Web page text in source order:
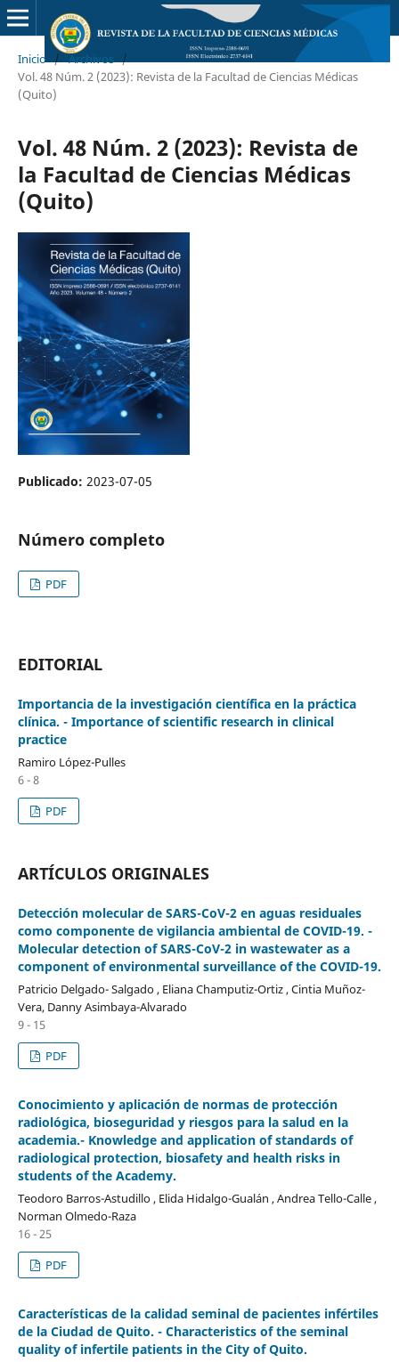
Inicio / Archivos /
Vol. 48 Núm. 2 (2023): Revista de la Facultad de Ciencias Médicas
(Quito)
Vol. 48 Núm. 2 (2023): Revista de
la Facultad de Ciencias Médicas
(Quito)
Publicado: 2023-07-05
Número completo
PDF
EDITORIAL
Importancia de la investigación científica en la práctica
clínica. - Importance of scientific research in clinical
practice
Ramiro López-Pulles
6 - 8
PDF
ARTÍCULOS ORIGINALES
Detección molecular de SARS-CoV-2 en aguas residuales
como componente de vigilancia ambiental de COVID-19. -
Molecular detection of SARS-CoV-2 in wastewater as a
component of environmental surveillance of the COVID-19.
Patricio Delgado- Salgado , Eliana Champutiz-Ortiz , Cintia Muñoz-
Vera, Danny Asimbaya-Alvarado
9 - 15
PDF
Conocimiento y aplicación de normas de protección
radiológica, bioseguridad y riesgos para la salud en la
academia.- Knowledge and application of standards of
radiological protection, biosafety and health risks in
students of the Academy.
Teodoro Barros-Astudillo , Elida Hidalgo-Gualán , Andrea Tello-Calle ,
Norman Olmedo-Raza
16 - 25
PDF
Características de la calidad seminal de pacientes infértiles
de la Ciudad de Quito. - Characteristics of the seminal
quality of infertile patients in the City of Quito.